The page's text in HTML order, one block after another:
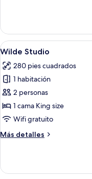
Studio
Twin
Abrir
todas
las
fotos
de
Wilde
Studio
12
Wilde Studio
280 pies cuadrados
1 habitación
2 personas
1 cama King size
Wifi gratuito
Más detalles
Más
Studio